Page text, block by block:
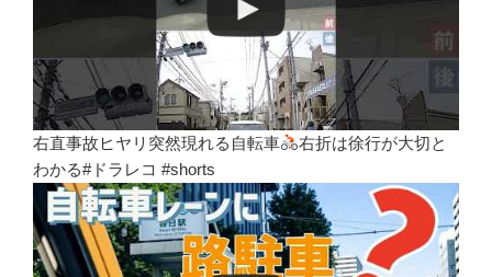
右直事故ヒヤリ突然現れる自転車
右折は徐行が大切と
わかる#ドラレコ #shorts